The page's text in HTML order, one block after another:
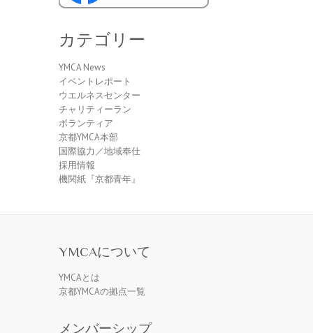
カテゴリー
YMCA News
イベントレポート
ウエルネスセンター
チャリティーラン
ボランティア
京都YMCA本部
国際協力／地域奉仕
採用情報
機関紙『京都青年』
YMCAについて
YMCAとは
京都YMCAの拠点一覧
メンバーシップ